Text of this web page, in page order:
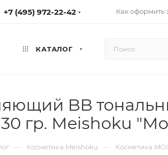
+7 (495) 972-22-42 Как оформить
КАТАЛОГ
BB
30 гр. Meishoku
— Косметика Meishoku — Косметика